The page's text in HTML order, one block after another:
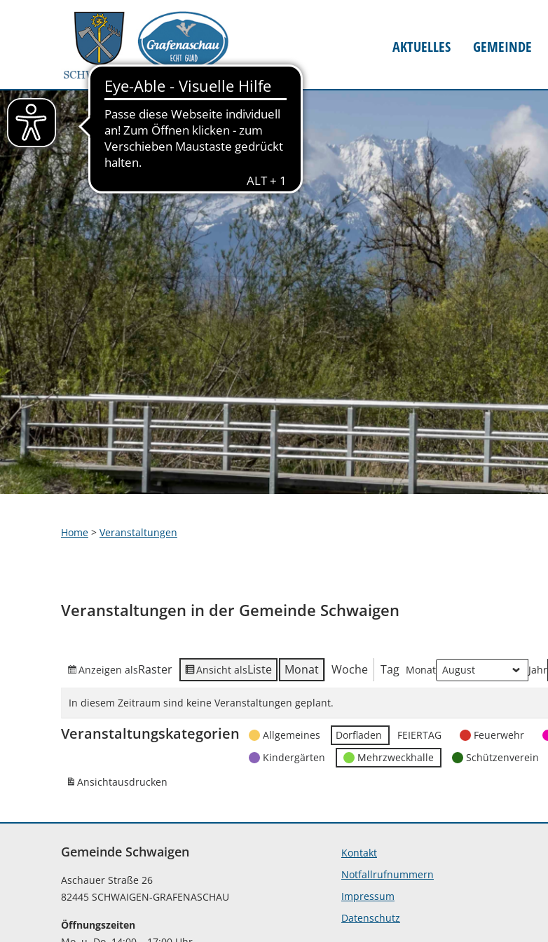
AKTUELLES GEMEINDE
Home > Veranstaltungen
Veranstaltungen in der Gemeinde Schwaigen
Anzeigen alsRaster Ansicht alsListe Monat Woche Tag Monat Jahr
In diesem Zeitraum sind keine Veranstaltungen geplant.
Veranstaltungskategorien Allgemeines Dorfladen FEIERTAG Feuerwehr
Kindergärten
Mehrzweckhalle Schützenverein
Ansichtausdrucken
Gemeinde Schwaigen
Aschauer Straße 26
82445 SCHWAIGEN-GRAFENASCHAU
Öffnungszeiten
Kontakt
Notfallrufnummern
Impressum
Datenschutz